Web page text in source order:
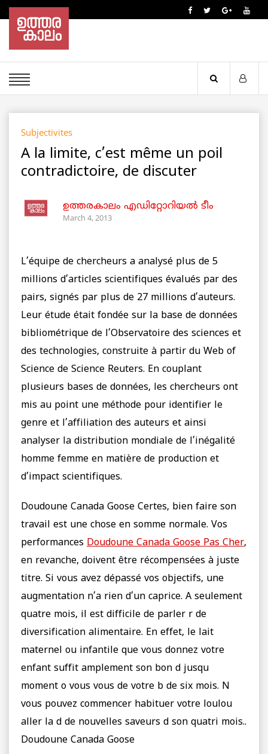
Subjectivites
A la limite, c’est même un poil
contradictoire, de discuter
ഉത്തരകാലം എഡിറ്റോറിയല്‍ ടീം
March 4, 2013
L’équipe de chercheurs a analysé plus de 5
millions d’articles scientifiques évalués par des
pairs, signés par plus de 27 millions d’auteurs.
Leur étude était fondée sur la base de données
bibliométrique de l’Observatoire des sciences et
des technologies, construite à partir du Web of
Science de Science Reuters. En couplant
plusieurs bases de données, les chercheurs ont
mis au point une méthode pour identifier le
genre et l’affiliation des auteurs et ainsi
analyser la distribution mondiale de l’inégalité
homme femme en matière de production et
d’impact scientifiques.
Doudoune Canada Goose Certes, bien faire son
travail est une chose en somme normale. Vos
performances Doudoune Canada Goose Pas Cher,
en revanche, doivent être récompensées à juste
titre. Si vous avez dépassé vos objectifs, une
augmentation n’a rien d’un caprice. A seulement
quatre mois, il est difficile de parler r de
diversification alimentaire. En effet, le lait
maternel ou infantile que vous donnez votre
enfant suffit amplement son bon d jusqu
moment o vous vous de votre b de six mois. N
vous pouvez commencer habituer votre loulou
aller la d de nouvelles saveurs d son quatri mois..
Doudoune Canada Goose